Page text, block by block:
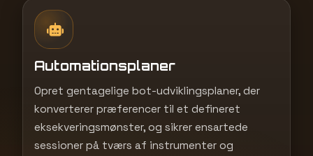
Automationsplaner
Opret gentagelige bot-udviklingsplaner, der
konverterer præferencer til et defineret
eksekveringsmønster, og sikrer ensartede
sessioner på tværs af instrumenter og